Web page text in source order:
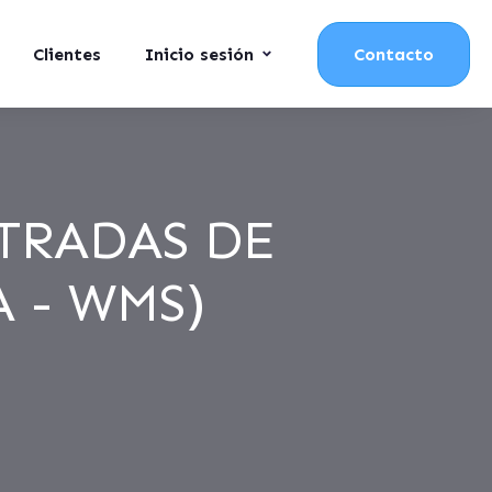
Clientes Inicio sesión Contacto
DE
- WMS)